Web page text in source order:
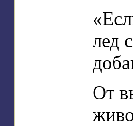
лед
От